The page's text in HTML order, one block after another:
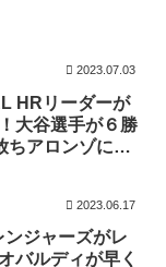
2023.07.03
HRリーダーが
大谷選手が６勝
ちアロンゾにも
2023.06.17
ンジャーズがレ
バルディが早く